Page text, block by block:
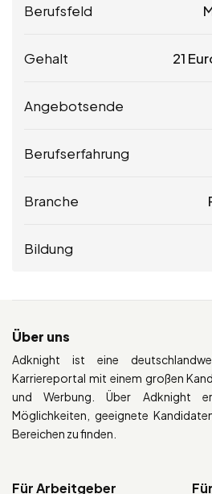
Berufsfeld
Gehalt 21
Angebotsende
Berufserfahrung
Branche
Bildung
Über uns
Adknight ist eine
Karriereportal mit einem großen
und Werbung. Über Adknight
Möglichkeiten, geeignete
Bereichen zu finden.
Für Arbeitgeber